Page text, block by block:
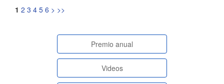
1 2 3 4 5 6 > >>
paginasespeciales
Premio anual
Videos